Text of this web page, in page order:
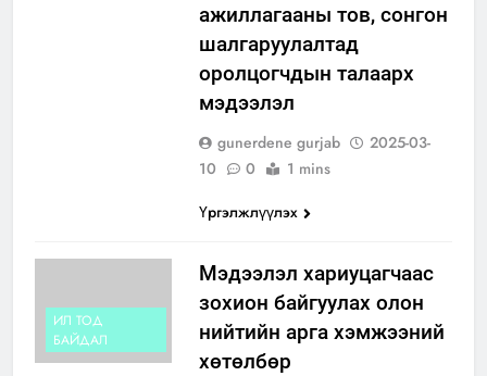
ажиллагааны тов, сонгон
шалгаруулалтад
оролцогчдын талаарх
мэдээлэл
gunerdene gurjab
2025-03-
10
0
1 mins
Үргэлжлүүлэх
ИЛ ТОД
БАЙДАЛ
Мэдээлэл хариуцагчаас
зохион байгуулах олон
нийтийн арга хэмжээний
хөтөлбөр